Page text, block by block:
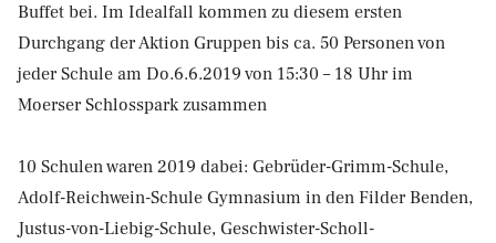
Buffet bei. Im Idealfall kommen zu diesem ersten
Durchgang der Aktion Gruppen bis ca. 50 Personen von
jeder Schule am Do.6.6.2019 von 15:30 – 18 Uhr im
Moerser Schlosspark zusammen
10 Schulen waren 2019 dabei: Gebrüder-Grimm-Schule,
Adolf-Reichwein-Schule Gymnasium in den Filder Benden,
Justus-von-Liebig-Schule, Geschwister-Scholl-